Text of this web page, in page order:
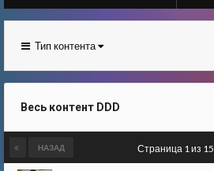
Тип контента
Весь контент DDD
НАЗАД Страница 1 из 15